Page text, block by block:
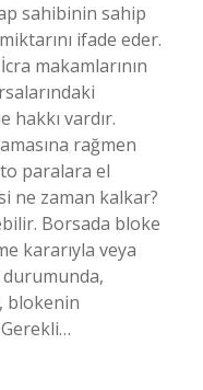
sahibinin sahip
ifade eder.
makamlarının
hakkı vardır.
rağmen
paralara el
ne zaman kalkar?
Borsada bloke
kararıyla veya
blokenin